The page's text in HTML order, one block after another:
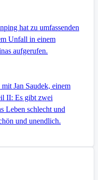
hat zu umfassenden
Unfall in einem
aufgerufen.
Jan Saudek, einem
II: Es gibt zwei
Leben schlecht und
und unendlich.